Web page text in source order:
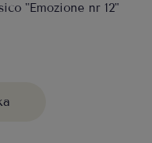
"Emozione nr 12"